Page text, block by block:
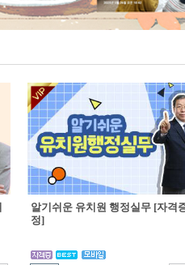
알기쉬운 유치원 행정실무 [자격
정]